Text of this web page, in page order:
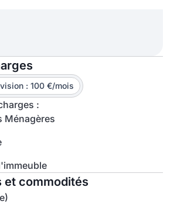
: 100 €/mois
:
Ménagères
et commodités